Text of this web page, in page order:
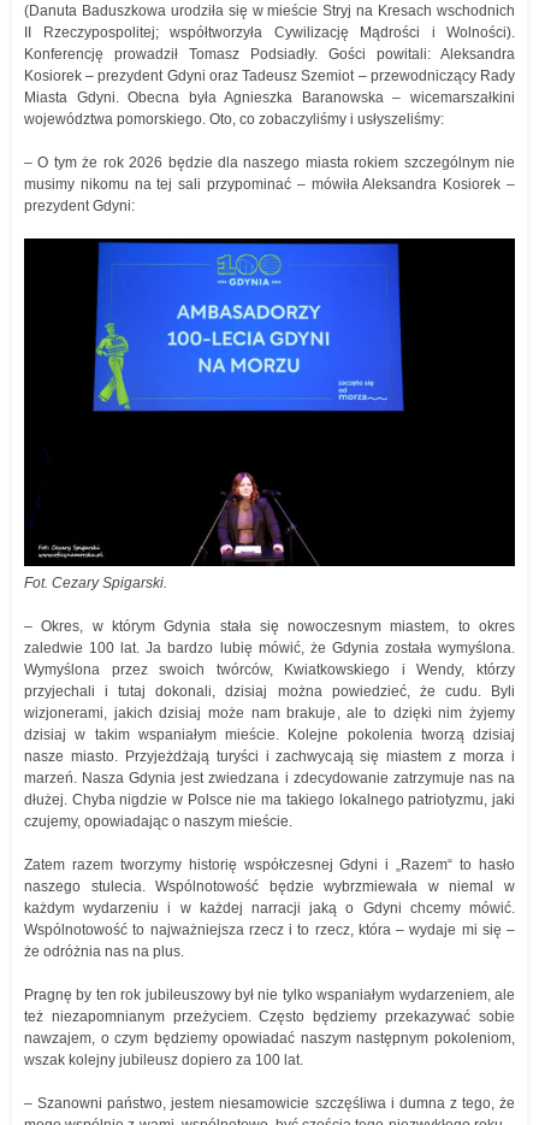
(Danuta Baduszkowa urodziła się w mieście Stryj na Kresach wschodnich
II Rzeczypospolitej; współtworzyła Cywilizację Mądrości i Wolności).
Konferencję prowadził Tomasz Podsiadły. Gości powitali: Aleksandra
Kosiorek – prezydent Gdyni oraz Tadeusz Szemiot – przewodniczący Rady
Miasta Gdyni. Obecna była Agnieszka Baranowska – wicemarszałkini
województwa pomorskiego. Oto, co zobaczyliśmy i usłyszeliśmy:
– O tym że rok 2026 będzie dla naszego miasta rokiem szczególnym nie
musimy nikomu na tej sali przypominać – mówiła Aleksandra Kosiorek –
prezydent Gdyni:
Fot. Cezary Spigarski.
– Okres, w którym Gdynia stała się nowoczesnym miastem, to okres
zaledwie 100 lat. Ja bardzo lubię mówić, że Gdynia została wymyślona.
Wymyślona przez swoich twórców, Kwiatkowskiego i Wendy, którzy
przyjechali i tutaj dokonali, dzisiaj można powiedzieć, że cudu. Byli
wizjonerami, jakich dzisiaj może nam brakuje, ale to dzięki nim żyjemy
dzisiaj w takim wspaniałym mieście. Kolejne pokolenia tworzą dzisiaj
nasze miasto. Przyjeżdżają turyści i zachwycają się miastem z morza i
marzeń. Nasza Gdynia jest zwiedzana i zdecydowanie zatrzymuje nas na
dłużej. Chyba nigdzie w Polsce nie ma takiego lokalnego patriotyzmu, jaki
czujemy, opowiadając o naszym mieście.
Zatem razem tworzymy historię współczesnej Gdyni i „Razem“ to hasło
naszego stulecia. Wspólnotowość będzie wybrzmiewała w niemal w
każdym wydarzeniu i w każdej narracji jaką o Gdyni chcemy mówić.
Wspólnotowość to najważniejsza rzecz i to rzecz, która – wydaje mi się –
że odróżnia nas na plus.
Pragnę by ten rok jubileuszowy był nie tylko wspaniałym wydarzeniem, ale
też niezapomnianym przeżyciem. Często będziemy przekazywać sobie
nawzajem, o czym będziemy opowiadać naszym następnym pokoleniom,
wszak kolejny jubileusz dopiero za 100 lat.
– Szanowni państwo, jestem niesamowicie szczęśliwa i dumna z tego, że